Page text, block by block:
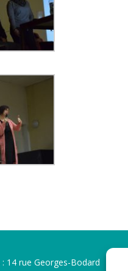
: 14 rue Georges-Bodard